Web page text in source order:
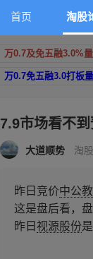
首页 淘股
万0.7及免五融3.0%
万0.7免五融3.0打板
7.9市场看不
大道顺势 淘
昨日竞价中公
这是盘后看，
昨日 视源股份